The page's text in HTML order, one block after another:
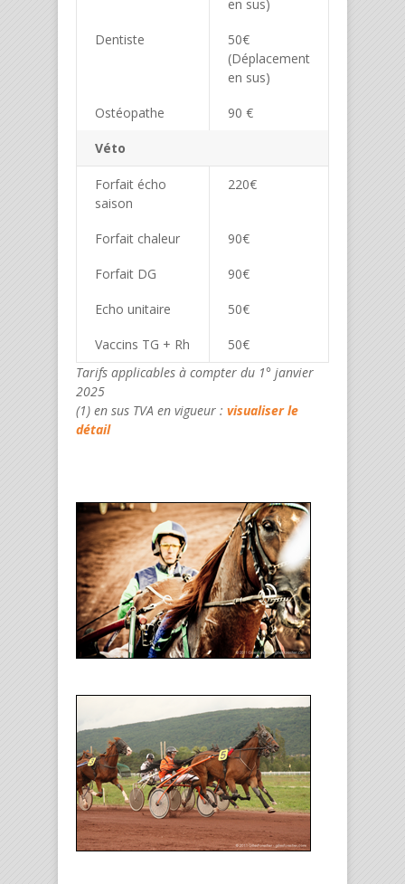
en sus)
Dentiste
50€
(Déplacement
en sus)
Ostéopathe 90 €
Véto
Forfait écho
saison
220€
Forfait chaleur 90€
Forfait DG 90€
Echo unitaire 50€
Vaccins TG + Rh
50€
Tarifs applicables à compter du 1° janvier
2025
(1) en sus TVA en vigueur : visualiser le
détail